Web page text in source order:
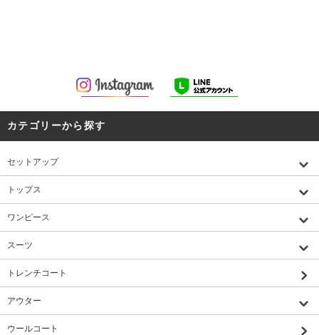
※→詳しい内容はコチラ
2025/12/15
新しい特集ページをアップしました。The Holiday Dress Edition
2025/11/29
ごきげんようチャンネルのSAORIさんにYoutubeで紹介頂きました。
2025/11/14
新しい特集ページをアップしました。2025AW DOWN COLLECITON
カテゴリーから探す
セットアップ
トップス
ワンピース
スーツ
トレンチコート
アウター
ウールコート